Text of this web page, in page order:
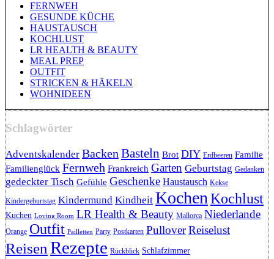
FERNWEH
GESUNDE KÜCHE
HAUSTAUSCH
KOCHLUST
LR HEALTH & BEAUTY
MEAL PREP
OUTFIT
STRICKEN & HÄKELN
WOHNIDEEN
Schlagwörter
Adventskalender Backen Basteln Brot DIY Erdbeeren Familie
Familienglück Fernweh Frankreich Garten Geburtstag Gedanken
gedeckter Tisch Gefühle Geschenke Haustausch Kekse
Kindergeburtstag Kindermund Kindheit Kochen Kochlust
Kuchen Loving Room LR Health & Beauty Mallorca Niederlande
Orange Outfit Pailletten Party Postkarten PulloverReiselust
Reisen Rezepte Rückblick Schlafzimmer